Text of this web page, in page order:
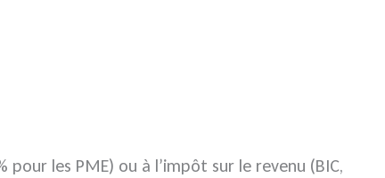
les PME) ou à l’impôt sur le revenu (BIC,